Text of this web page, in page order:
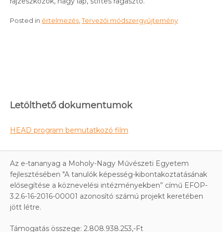
Posted in értelmezés,Tervezői módszergyűjtemény
Letölthető dokumentumok
HEAD program bemutatkozó film
Az e-tananyag a Moholy-Nagy Művészeti Egyetem
fejlesztésében "A tanulók képesség-kibontakoztatásának
elősegítése a köznevelési intézményekben” című EFOP-
3.2.6-16-2016-00001 azonosító számú projekt keretében
jött létre.
Támogatás összege: 2.808.938.253,-Ft